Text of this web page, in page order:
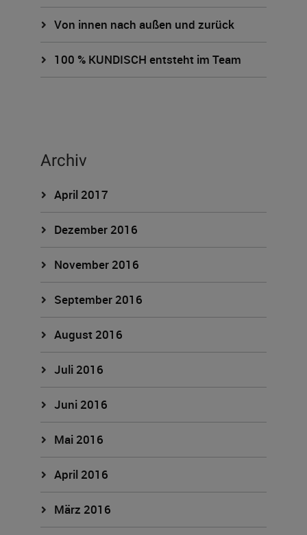
Von innen nach außen und zurück
100 % KUNDISCH entsteht im Team
Archiv
April 2017
Dezember 2016
November 2016
September 2016
August 2016
Juli 2016
Juni 2016
Mai 2016
April 2016
März 2016